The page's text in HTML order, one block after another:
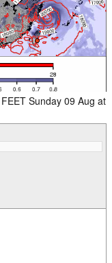
Sunday 09 Aug at